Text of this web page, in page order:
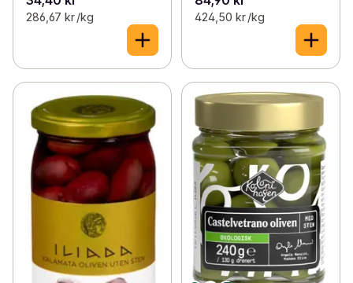
286,67 kr /kg 424,50 kr /kg